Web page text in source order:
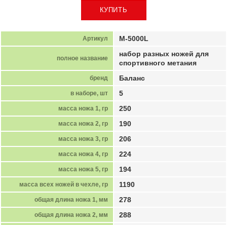
Артикул M-5000L
полное название
набор разных ножей для
спортивного метания
бренд Баланс
в наборе, шт 5
масса ножа 1, гр 250
масса ножа 2, гр 190
масса ножа 3, гр 206
масса ножа 4, гр 224
масса ножа 5, гр 194
масса всех ножей в чехле, гр 1190
общая длина ножа 1, мм 278
общая длина ножа 2, мм 288